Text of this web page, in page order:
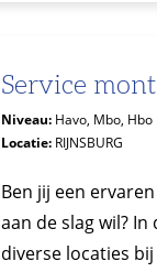
Service
Niveau: Havo, Mbo, Hbo
Locatie: RIJNSBURG
Ben jij een
aan de slag wil?
diverse locaties